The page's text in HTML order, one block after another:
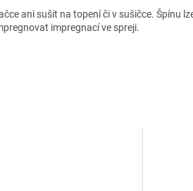
ani sušit na topení či v sušičce. Špínu
impregnací ve spreji.